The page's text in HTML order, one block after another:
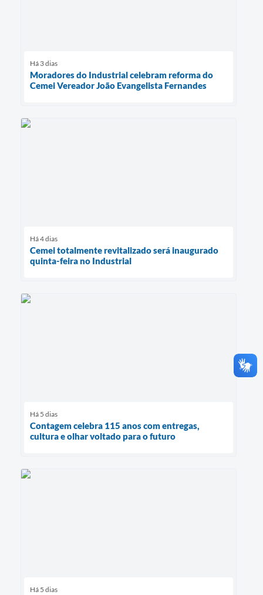
Há 3 dias
Moradores do Industrial celebram reforma do
Cemei Vereador João Evangelista Fernandes
Há 4 dias
Cemei totalmente revitalizado será inaugurado
quinta-feira no Industrial
Há 5 dias
Contagem celebra 115 anos com entregas,
cultura e olhar voltado para o futuro
Há 5 dias